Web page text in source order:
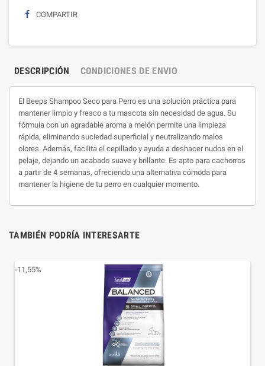
COMPARTIR
DESCRIPCIÓN CONDICIONES DE ENVIO
El Beeps Shampoo Seco para Perro es una solución práctica para
mantener limpio y fresco a tu mascota sin necesidad de agua. Su
fórmula con un agradable aroma a melón permite una limpieza
rápida, eliminando suciedad superficial y neutralizando malos
olores. Además, facilita el cepillado y ayuda a deshacer nudos en el
pelaje, dejando un acabado suave y brillante. Es apto para cachorros
a partir de 4 semanas, ofreciendo una alternativa cómoda para
mantener la higiene de tu perro en cualquier momento.
TAMBIÉN PODRÍA INTERESARTE
-11,55%